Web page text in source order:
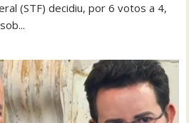
(STF) decidiu, por 6 votos a 4,